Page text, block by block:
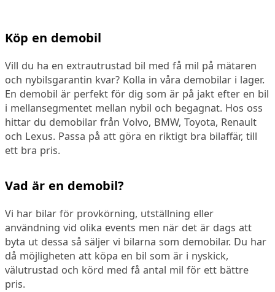
Köp en demobil
Vill du ha en extrautrustad bil med få mil på mätaren
och nybilsgarantin kvar? Kolla in våra demobilar i lager.
En demobil är perfekt för dig som är på jakt efter en bil
i mellansegmentet mellan nybil och begagnat. Hos oss
hittar du demobilar från Volvo, BMW, Toyota, Renault
och Lexus. Passa på att göra en riktigt bra bilaffär, till
ett bra pris.
Vad är en demobil?
Vi har bilar för provkörning, utställning eller
användning vid olika events men när det är dags att
byta ut dessa så säljer vi bilarna som demobilar. Du har
då möjligheten att köpa en bil som är i nyskick,
välutrustad och körd med få antal mil för ett bättre
pris.